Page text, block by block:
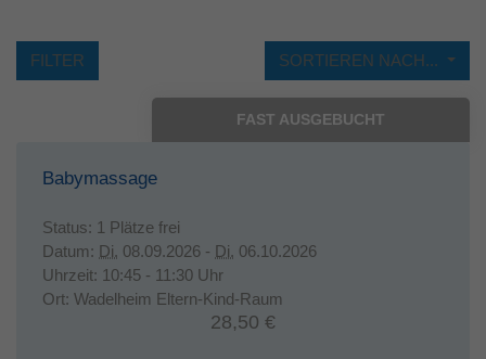
SORTIEREN NACH...
FILTER
FAST AUSGEBUCHT
Babymassage
Status: 1 Plätze frei
Datum: Di. 08.09.2026 - Di. 06.10.2026
Uhrzeit: 10:45 - 11:30 Uhr
Ort: Wadelheim Eltern-Kind-Raum
28,50 €